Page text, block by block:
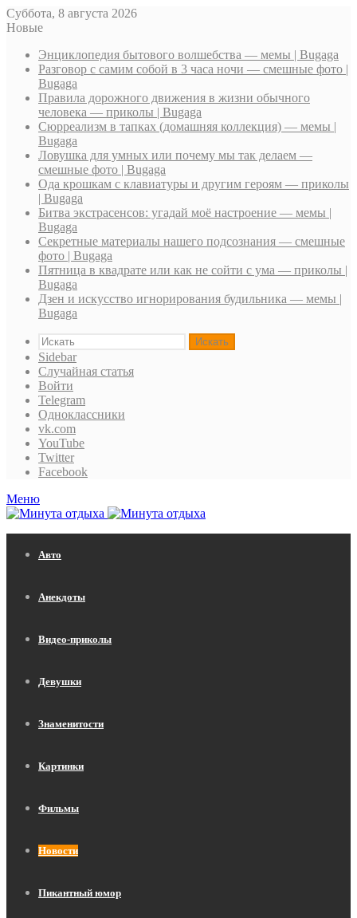
Суббота, 8 августа 2026
Новые
Энциклопедия бытового волшебства — мемы | Bugaga
Разговор с самим собой в 3 часа ночи — смешные фото |
Bugaga
Правила дорожного движения в жизни обычного
человека — приколы | Bugaga
Сюрреализм в тапках (домашняя коллекция) — мемы |
Bugaga
Ловушка для умных или почему мы так делаем —
смешные фото | Bugaga
Ода крошкам с клавиатуры и другим героям — приколы
| Bugaga
Битва экстрасенсов: угадай моё настроение — мемы |
Bugaga
Секретные материалы нашего подсознания — смешные
фото | Bugaga
Пятница в квадрате или как не сойти с ума — приколы |
Bugaga
Дзен и искусство игнорирования будильника — мемы |
Bugaga
Искать
Sidebar
Случайная статья
Войти
Telegram
Одноклассники
vk.com
YouTube
Twitter
Facebook
Меню
Авто
Анекдоты
Видео-приколы
Девушки
Знаменитости
Картинки
Фильмы
Новости
Пикантный юмор